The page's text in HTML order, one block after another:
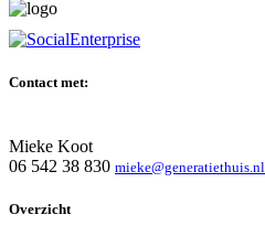
Contact met:
Mieke Koot
06 542 38 830 mieke@generatiethuis.nl
Overzicht